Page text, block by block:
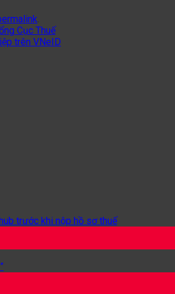
Cục Thuế
trên VNeID
trước khi nộp hồ sơ thuế